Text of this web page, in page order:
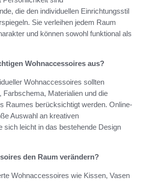
die den individuellen Einrichtungsstil
Sie verleihen jedem Raum
und können sowohl funktional als
Wohnaccessoires aus?
Wohnaccessoires sollten
Farbschema, Materialien und die
Raumes berücksichtigt werden. Online-
Auswahl an kreativen
sich leicht in das bestehende Design
den Raum verändern?
Wohnaccessoires wie Kissen, Vasen